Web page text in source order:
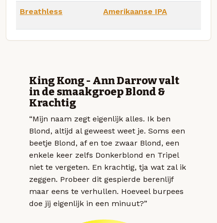
Breathless Amerikaanse IPA
King Kong - Ann Darrow valt
in de smaakgroep Blond &
Krachtig
“Mijn naam zegt eigenlijk alles. Ik ben
Blond, altijd al geweest weet je. Soms een
beetje Blond, af en toe zwaar Blond, een
enkele keer zelfs Donkerblond en Tripel
niet te vergeten. En krachtig, tja wat zal ik
zeggen. Probeer dit gespierde berenlijf
maar eens te verhullen. Hoeveel burpees
doe jij eigenlijk in een minuut?”